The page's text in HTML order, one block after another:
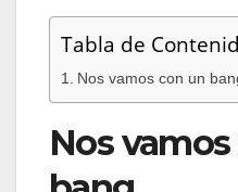
Tabla de
Nos vamos con un
Nos